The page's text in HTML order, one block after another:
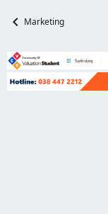
a
t
a
r
đ
u
Marketing